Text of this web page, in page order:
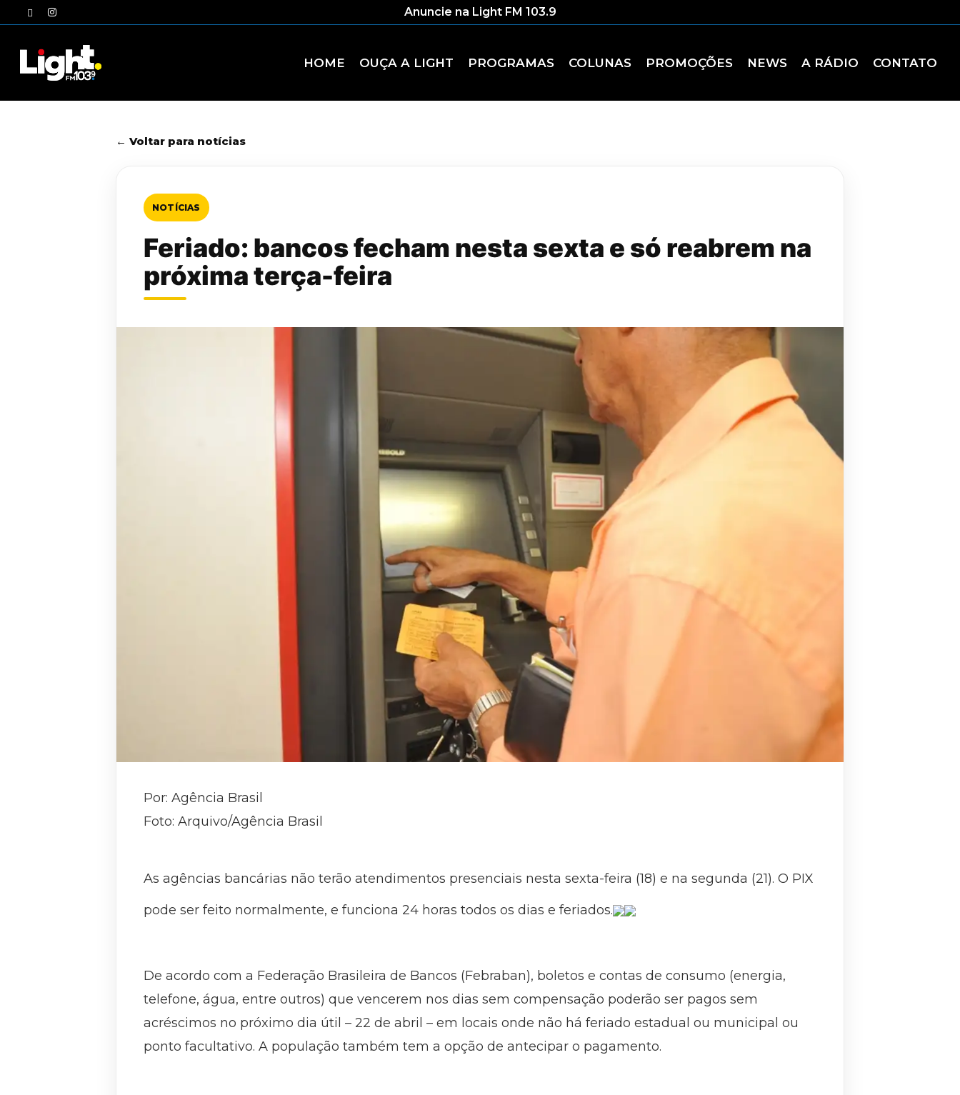
to
twitterinstagram Anuncie na Light FM 103.9
HOME OUÇA A LIGHT PROGRAMAS COLUNAS PROMOÇÕES NEWS A RÁDIO CONTATO
← Voltar para notícias
NOTÍCIAS
Feriado: bancos fecham nesta sexta e só reabrem na
próxima terça-feira
Por: Agência Brasil
Foto: Arquivo/Agência Brasil
As agências bancárias não terão atendimentos presenciais nesta sexta-feira (18) e na segunda (21). O PIX
pode ser feito normalmente, e funciona 24 horas todos os dias e feriados.
De acordo com a Federação Brasileira de Bancos (Febraban), boletos e contas de consumo (energia,
telefone, água, entre outros) que vencerem nos dias sem compensação poderão ser pagos sem
acréscimos no próximo dia útil – 22 de abril – em locais onde não há feriado estadual ou municipal ou
ponto facultativo. A população também tem a opção de antecipar o pagamento.